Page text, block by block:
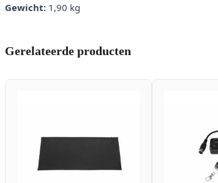
Gewicht: 1,90 kg
Gerelateerde producten